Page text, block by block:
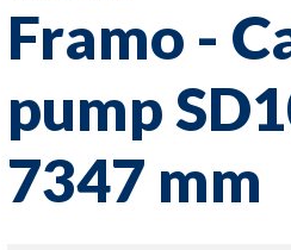
Framo -
pump
7347 mm